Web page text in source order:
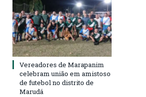
Vereadores de Marapanim
celebram união em amistoso
de futebol no distrito de
Marudá